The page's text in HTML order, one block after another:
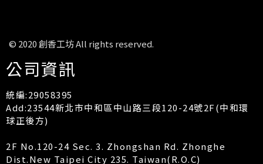
© 2020 創香工坊 All rights reserved.
公司資訊
統編:29058395
Add:23544新北市中和區中山路三段120-24號2F(中和環
球正後方)
2F No.120-24 Sec. 3. Zhongshan Rd. Zhonghe
Dist.New Taipei City 235. Taiwan(R.O.C)